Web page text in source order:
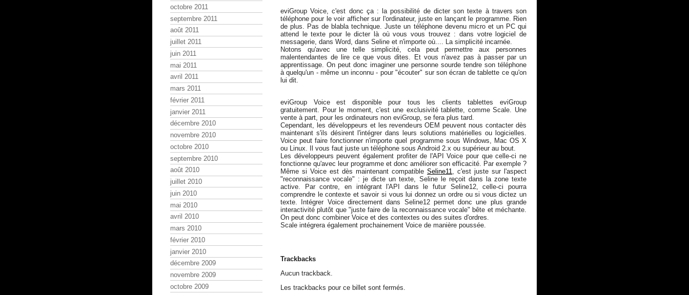
eviGroup Voice, c'est donc ça : la possibilité de dicter son texte à travers son
téléphone pour le voir afficher sur l'ordinateur, juste en lançant le programme. Rien
de plus. Pas de blabla technique. Juste un téléphone devenu micro et un PC qui
attend le texte pour le dicter là où vous vous trouvez : dans votre logiciel de
messagerie, dans Word, dans Seline et n'importe où.... La simplicité incarnée.
Notons qu'avec une telle simplicité, cela peut permettre aux personnes
malentendantes de lire ce que vous dites. Et vous n'avez pas à passer par un
apprentissage. On peut donc imaginer une personne sourde tendre son téléphone
à quelqu'un - même un inconnu - pour "écouter" sur son écran de tablette ce qu'on
lui dit.
eviGroup Voice est disponible pour tous les clients tablettes eviGroup
gratuitement. Pour le moment, c'est une exclusivité tablette, comme Scale. Une
vente à part, pour les ordinateurs non eviGroup, se fera plus tard.
Cependant, les développeurs et les revendeurs OEM peuvent nous contacter dès
maintenant s'ils désirent l'intégrer dans leurs solutions matérielles ou logicielles.
Voice peut faire fonctionner n'importe quel programme sous Windows, Mac OS X
ou Linux. Il vous faut juste un téléphone sous Android 2.x ou supérieur au bout.
Les développeurs peuvent également profiter de l'API Voice pour que celle-ci ne
fonctionne qu'avec leur programme et donc améliorer son efficacité. Par exemple ?
Même si Voice est dès maintenant compatible Seline11
, c'est juste sur l'aspect
"reconnaissance vocale" : je dicte un texte, Seline le reçoit dans la zone texte
active. Par contre, en intégrant l'API dans le futur Seline12, celle-ci pourra
comprendre le contexte et savoir si vous lui donnez un ordre ou si vous dictez un
texte. Intégrer Voice directement dans Seline12 permet donc une plus grande
interactivité plutôt que "juste faire de la reconnaissance vocale" bête et méchante.
On peut donc combiner Voice et des contextes ou des suites d'ordres.
Scale intégrera également prochainement Voice de manière poussée.
Trackbacks
Aucun trackback.
Les trackbacks pour ce billet sont fermés.
octobre 2011
septembre 2011
août 2011
juillet 2011
juin 2011
mai 2011
avril 2011
mars 2011
février 2011
janvier 2011
décembre 2010
novembre 2010
octobre 2010
septembre 2010
août 2010
juillet 2010
juin 2010
mai 2010
avril 2010
mars 2010
février 2010
janvier 2010
décembre 2009
novembre 2009
octobre 2009